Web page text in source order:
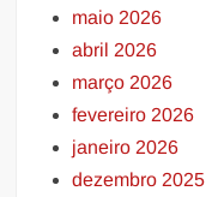
maio 2026
abril 2026
março 2026
fevereiro 2026
janeiro 2026
dezembro 2025